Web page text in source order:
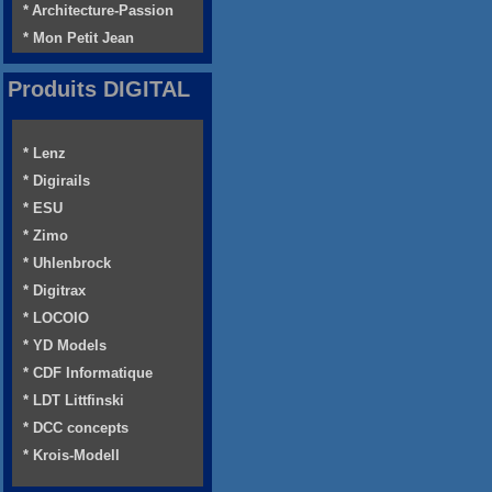
* Architecture-Passion
* Mon Petit Jean
Produits DIGITAL
* Lenz
* Digirails
* ESU
* Zimo
* Uhlenbrock
* Digitrax
* LOCOIO
* YD Models
* CDF Informatique
* LDT Littfinski
* DCC concepts
* Krois-Modell